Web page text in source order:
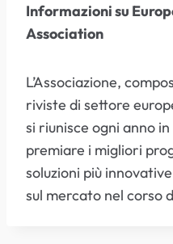
Informazioni su
Association
L’Associazione,
riviste di settore
si riunisce ogni anno
premiare i migliori
soluzioni più
sul mercato nel corso